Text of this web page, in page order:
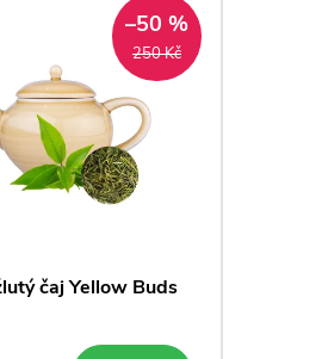
250 Kč
–50 %
čaj Yellow Buds